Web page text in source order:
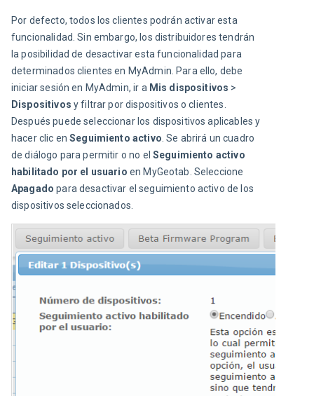
Por defecto, todos los clientes podrán activar esta
funcionalidad. Sin embargo, los distribuidores tendrán
la posibilidad de desactivar esta funcionalidad para
determinados clientes en MyAdmin. Para ello, debe
iniciar sesión en MyAdmin, ir a Mis dispositivos >
Dispositivos y filtrar por dispositivos o clientes.
Después puede seleccionar los dispositivos aplicables y
hacer clic en Seguimiento activo . Se abrirá un cuadro
de diálogo para permitir o no el Seguimiento activo
habilitado por el usuario en MyGeotab. Seleccione
Apagado para desactivar el seguimiento activo de los
dispositivos seleccionados.